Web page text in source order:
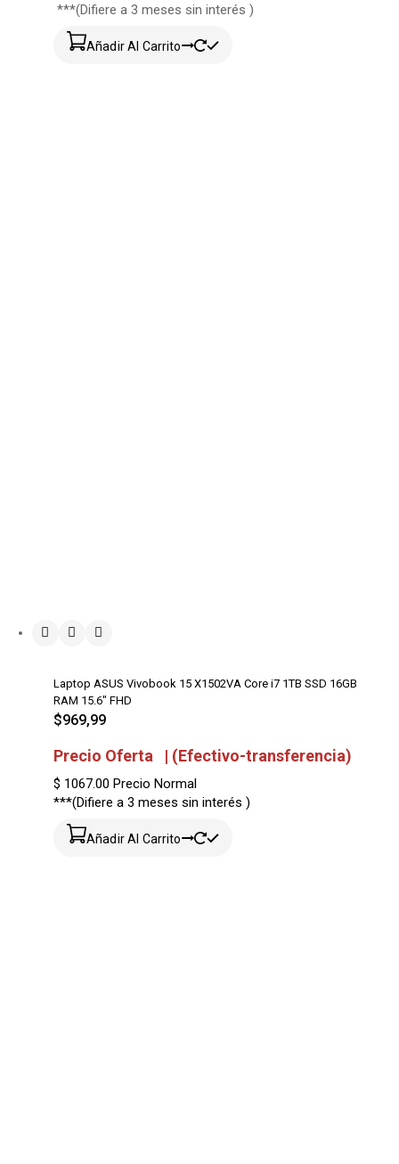
***(Difiere a 3 meses sin interés )
Añadir Al Carrito
Laptop ASUS Vivobook 15 X1502VA Core i7 1TB SSD 16GB
RAM 15.6″ FHD
$969,99
Precio Oferta | (Efectivo-transferencia)
$ 1067.00 Precio Normal
***(Difiere a 3 meses sin interés )
Añadir Al Carrito